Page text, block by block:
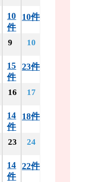
10
件
10件
9
15
件
10
23件
16
14
件
17
18件
23
14
件
24
22件